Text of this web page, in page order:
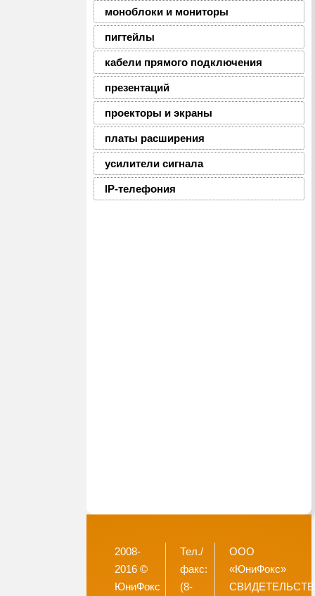
моноблоки и мониторы
пигтейлы
кабели прямого подключения
презентаций
проекторы и экраны
платы расширения
усилители сигнала
IP-телефония
2008-
2016 ©
ЮниФокс
Тел./
факс:
(8-
ООО
«ЮниФокс»